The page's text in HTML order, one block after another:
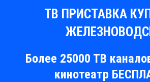
ТВ ПРИСТАВКА
Более 25000 ТВ
кинотеатр